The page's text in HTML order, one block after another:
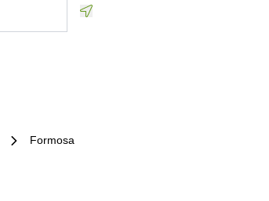
Formosa